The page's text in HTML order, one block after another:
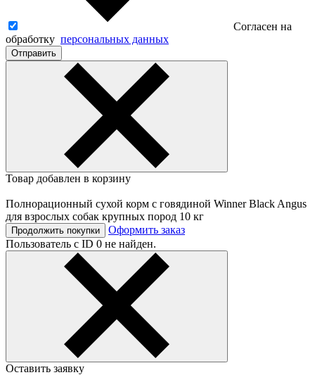
Согласен на
обработку персональных данных
Отправить
Товар добавлен в корзину
Полнорационный сухой корм с говядиной Winner Black Angus
для взрослых собак крупных пород 10 кг
Продолжить покупки
Оформить заказ
Пользователь с ID 0 не найден.
Оставить заявку